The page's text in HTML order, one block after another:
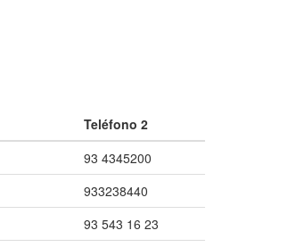
Teléfono 2
93 4345200
933238440
93 543 16 23